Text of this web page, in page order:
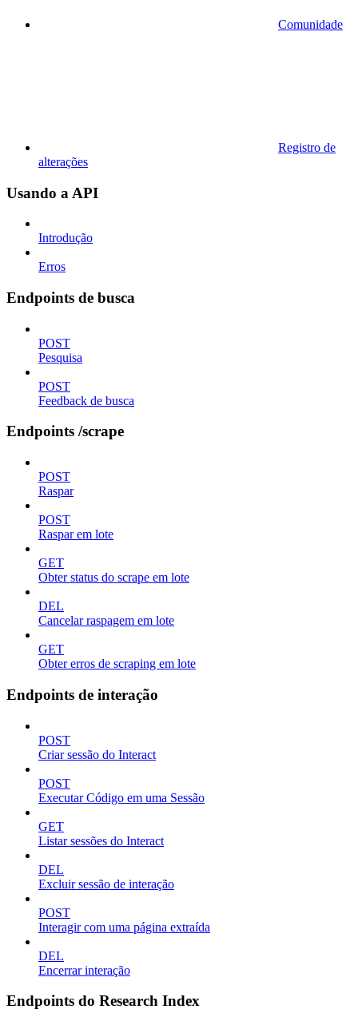
Comunidade
Registro de
alterações
Usando a API
Introdução
Erros
Endpoints de busca
POST
Pesquisa
POST
Feedback de busca
Endpoints /scrape
POST
Raspar
POST
Raspar em lote
GET
Obter status do scrape em lote
DEL
Cancelar raspagem em lote
GET
Obter erros de scraping em lote
Endpoints de interação
POST
Criar sessão do Interact
POST
Executar Código em uma Sessão
GET
Listar sessões do Interact
DEL
Excluir sessão de interação
POST
Interagir com uma página extraída
DEL
Encerrar interação
Endpoints do Research Index